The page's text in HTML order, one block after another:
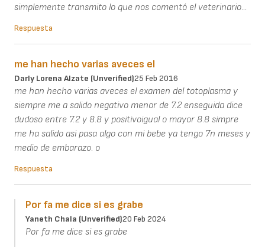
simplemente transmito lo que nos comentó el veterinario...
Respuesta
me han hecho varias aveces el
Darly Lorena Alzate (unverified)25 Feb 2016
me han hecho varias aveces el examen del totoplasma y
siempre me a salido negativo menor de 7.2 enseguida dice
dudoso entre 7.2 y 8.8 y positivoigual o mayor 8.8 simpre
me ha salido asi pasa algo con mi bebe ya tengo 7n meses y
medio de embarazo. o
Respuesta
Por fa me dice si es grabe
Yaneth Chala (unverified)20 Feb 2024
Por fa me dice si es grabe